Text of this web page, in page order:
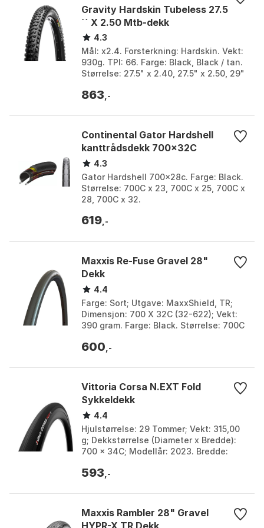
Gravity Hardskin Tubeless 27.5
´´ X 2.50 Mtb-dekk
4.3
Mål: x2.4. Forsterkning: Hardskin. Vekt:
930g. TPI: 66. Farge: Black, Black / tan.
Størrelse: 27.5" x 2.40, 27.5" x 2.50, 29"
863 ,-
Continental Gator Hardshell
kanttrådsdekk 700x32C
4.3
Gator Hardshell 700x28c. Farge: Black.
Størrelse: 700C x 23, 700C x 25, 700C x
28, 700C x 32.
619 ,-
Maxxis Re-Fuse Gravel 28"
Dekk
4.4
Farge: Sort; Utgave: MaxxShield, TR;
Dimensjon: 700 X 32C (32-622); Vekt:
390 gram. Farge: Black. Størrelse: 700C
600 ,-
Vittoria Corsa N.EXT Fold
Sykkeldekk
4.4
Hjulstørrelse: 29 Tommer; Vekt: 315,00
g; Dekkstørrelse (Diameter x Bredde):
700 x 34C; Modellår: 2023. Bredde:
34mm. Farge: Sort....
593 ,-
Maxxis Rambler 28" Gravel